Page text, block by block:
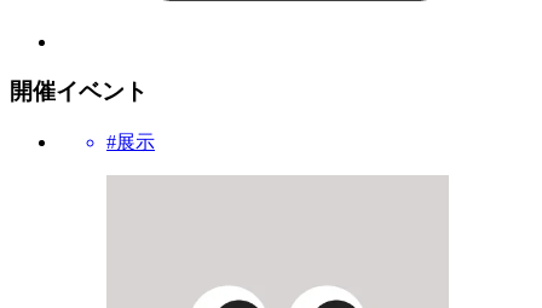
開催イベント
#展示